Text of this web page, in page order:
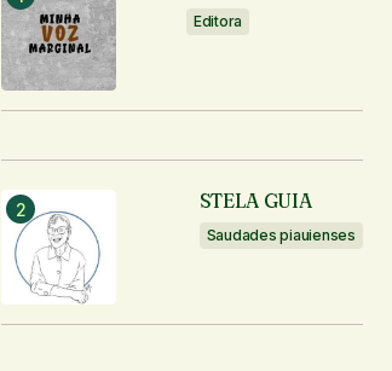
Editora
STELA GUIA
Saudades piauienses